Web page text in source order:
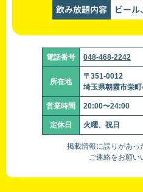
飲み放題内容 ビー
電話番号 048-468-2242
所在地
〒351-0012
埼玉県朝霞市栄
営業時間 20:00〜24:00
定休日 火曜、祝日
掲載情報に誤りがあっ
ご連絡をお願い